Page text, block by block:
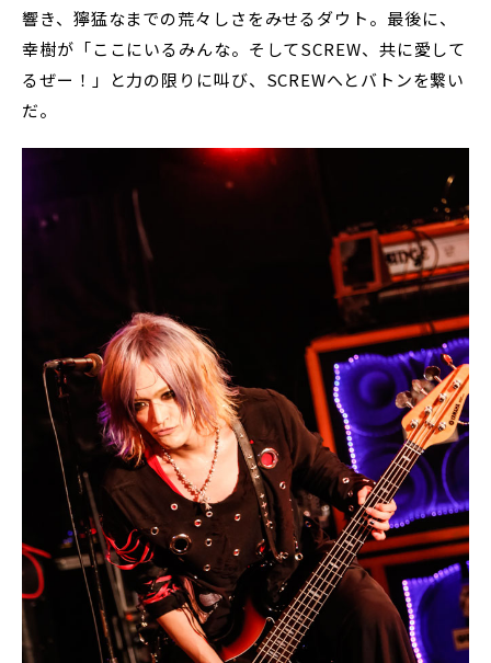
響き、獰猛なまでの荒々しさをみせるダウト。最後に、
幸樹が「ここにいるみんな。そしてSCREW、共に愛して
るぜー！」と力の限りに叫び、SCREWへとバトンを繋い
だ。